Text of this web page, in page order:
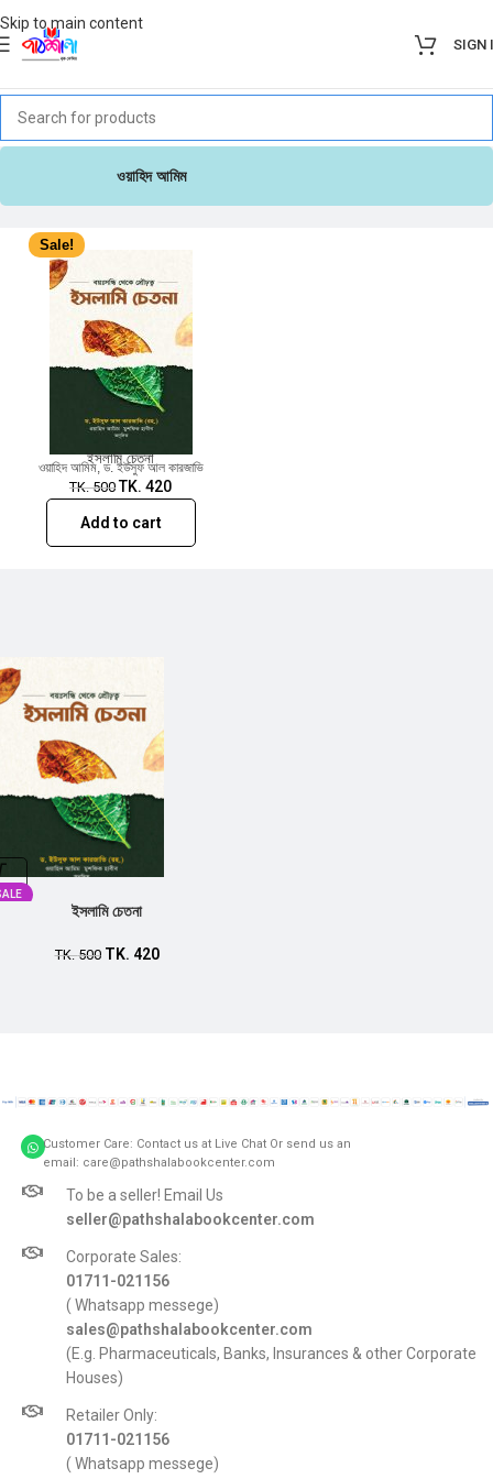
Skip to main content
SIGN
ওয়াহিদ আমিম
Sale!
ইসলামি চেতনা
ওয়াহিদ আমিম,ড. ইউসুফ আল কারজাভি
TK.500 TK. 420
Add to cart
ইসলামি চেতনা
TK.500 TK. 420
Customer Care: Contact us at Live Chat Or send us an
email: care@pathshalabookcenter.com
To be a seller! Email Us
seller@pathshalabookcenter.com
Corporate Sales:
01711-021156
( Whatsapp messege)
sales@pathshalabookcenter.com
(E.g. Pharmaceuticals, Banks, Insurances & other Corporate
Houses)
Retailer Only:
01711-021156
( Whatsapp messege)